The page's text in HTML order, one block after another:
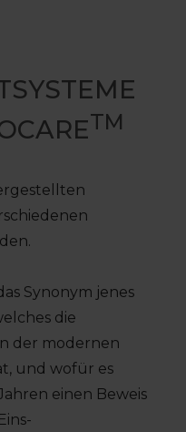
TM
Synonym jenes
die
der modernen
und wofür es
einen Beweis